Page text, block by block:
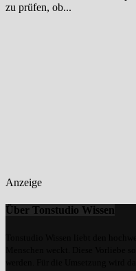
zu prüfen, ob...
Anzeige
Über Tonstudio Wissen